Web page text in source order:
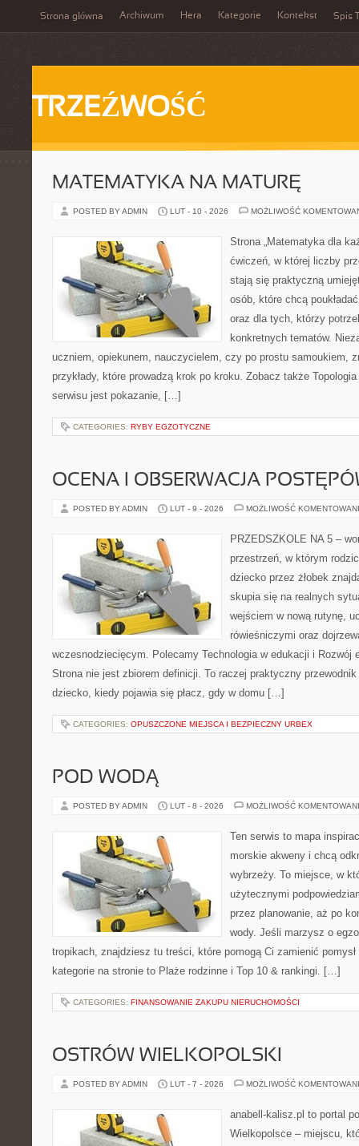
Strona główna Archiwum Hera Kategorie Kontekst Spis
TRZEŹWOŚĆ
MATEMATYKA NA MATURĘ
POSTED BY ADMIN LUT - 10 - 2026 MOŻLIWOŚĆ
Strona „Matematyka dla
ćwiczeń, w której liczby
stają się praktyczną
osób, które chcą
oraz dla tych, którzy
konkretnych tematów.
uczniem, opiekunem, nauczycielem, czy po prostu samoukiem,
przykłady, które prowadzą krok po kroku. Zobacz także
serwisu jest pokazanie, […]
CATEGORIES: RYBY EGZOTYCZNE
OCENA I OBSERWACJA
POSTED BY ADMIN LUT - 9 - 2026 MOŻLIWOŚĆ
PRZEDSZKOLE NA 5 –
przestrzeń, w którym
dziecko przez żłobek
skupia się na realnych
wejściem w nową rutynę,
rówieśniczymi oraz
wczesnodziecięcym. Polecamy Technologia w edukacji i Rozwój
Strona nie jest zbiorem definicji. To raczej praktyczny
dziecko, kiedy pojawia się płacz, gdy w domu […]
CATEGORIES: OPUSZCZONE MIEJSCA I BEZPIECZNY URBEX
POD WODĄ
POSTED BY ADMIN LUT - 8 - 2026 MOŻLIWOŚĆ
Ten serwis to mapa
morskie akweny i chcą
wybrzeży. To miejsce, w
użytecznymi
przez planowanie, aż po
wody. Jeśli marzysz o
tropikach, znajdziesz tu treści, które pomogą Ci zamienić pomysł
kategorie na stronie to Plaże rodzinne i Top 10 & rankingi. […]
CATEGORIES: FINANSOWANIE ZAKUPU NIERUCHOMOŚCI
OSTRÓW WIELKOPOLSKI
POSTED BY ADMIN LUT - 7 - 2026 MOŻLIWOŚĆ
anabell-kalisz.pl to portal
Wielkopolsce – miejscu,